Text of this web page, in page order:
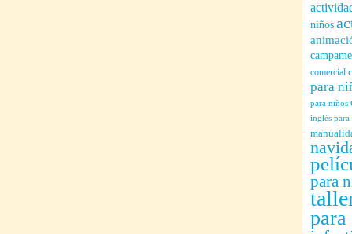
niños
comercial
para
para niños
inglés para
para
para